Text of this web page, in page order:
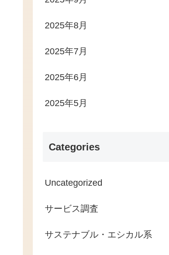
2025年8月
2025年7月
2025年6月
2025年5月
Categories
Uncategorized
サービス調査
サステナブル・エシカル系